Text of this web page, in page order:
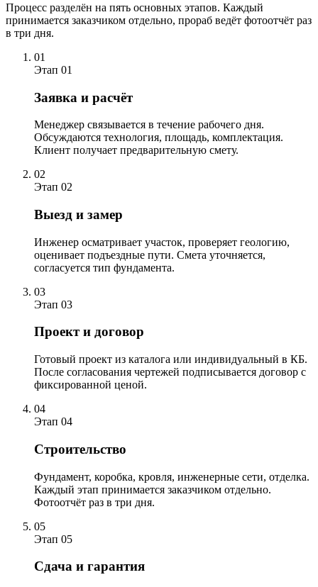
Процесс разделён на пять основных этапов. Каждый
принимается заказчиком отдельно, прораб ведёт фотоотчёт раз
в три дня.
01
Этап 01
Заявка и расчёт
Менеджер связывается в течение рабочего дня.
Обсуждаются технология, площадь, комплектация.
Клиент получает предварительную смету.
02
Этап 02
Выезд и замер
Инженер осматривает участок, проверяет геологию,
оценивает подъездные пути. Смета уточняется,
согласуется тип фундамента.
03
Этап 03
Проект и договор
Готовый проект из каталога или индивидуальный в КБ.
После согласования чертежей подписывается договор с
фиксированной ценой.
04
Этап 04
Строительство
Фундамент, коробка, кровля, инженерные сети, отделка.
Каждый этап принимается заказчиком отдельно.
Фотоотчёт раз в три дня.
05
Этап 05
Сдача и гарантия